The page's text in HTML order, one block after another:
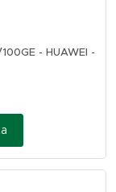
- HUAWEI -